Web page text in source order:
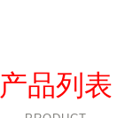
产品列表